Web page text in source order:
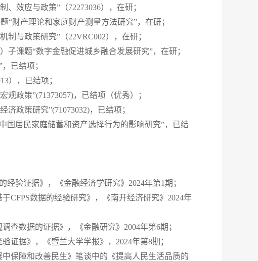
效应与政策”（72273036），在研；
“财产理论和家庭财产测量方法研究”，在研；
与政策研究”（22VRC002），在研；
子课题“数字金融促进城乡融合发展研究”，在研；
已结项；
），已结项；
政策”(71373057)，已结项（优秀）；
政策研究”(71073032)，已结项；
国居民家庭储蓄和资产选择行为的影响研究”，已结
经验证据》，《金融经济学研究》2024年第1期；
CFPS数据的经验研究》，《南开经济研究》2024年
数据的证据》，《金融研究》2004年第6期；
证据》，《暨兰大学学报》，2024年第8期；
保障和改善民生》笔谈中的《提高人民生活品质的